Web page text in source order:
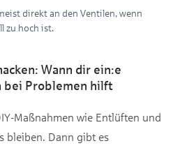
direkt an den Ventilen, wenn
zu hoch ist.
Wann dir ein:e
bei Problemen hilft
Maßnahmen wie Entlüften und
bleiben. Dann gibt es